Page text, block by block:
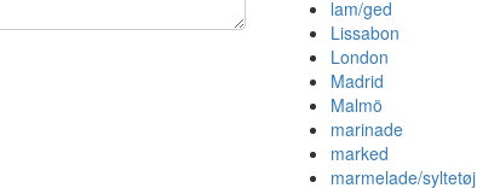
lam/ged
Lissabon
London
Madrid
Malmö
marinade
marked
marmelade/syltetøj